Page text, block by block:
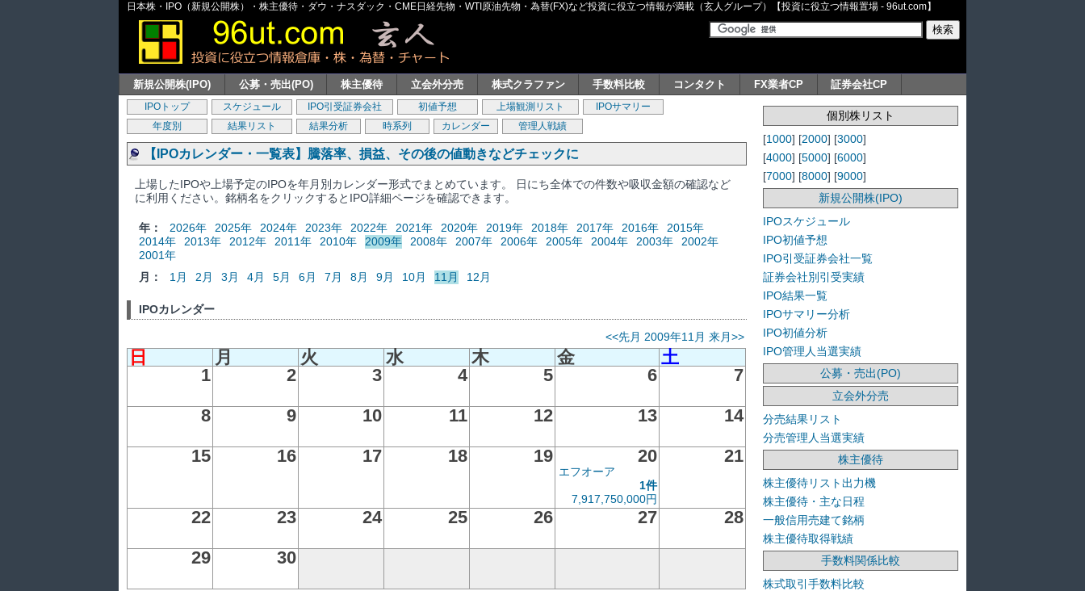
日本株・IPO（新規公開株）・株主優待・ダウ・ナスダック・CME日経先物・WTI原油先物・為替(FX)など投資に役立つ情報が満載（玄人グループ）【投資に役立つ情報置場 - 96ut.com】
新規公開株(IPO) 公募・売出(PO) 株主優待 立会外分売 株式クラファン 手数料比較 コンタクト FX業者CP 証券会社CP
IPOトップ スケジュール IPO引受証券会社 初値予想 上場観測リスト
IPOサマリー
年度別
結果リスト 結果分析 時系列 カレンダー 管理人戦績
【IPOカレンダー・一覧表】騰落率、損益、その後の値動きなどチェックに
上場したIPOや上場予定のIPOを年月別カレンダー形式でまとめています。 日にち全体での件数や吸収金額の確認など
に利用ください。銘柄名をクリックするとIPO詳細ページを確認できます。
年： 2026年 2025年 2024年 2023年 2022年 2021年 2020年 2019年 2018年 2017年 2016年
2015年
2014年
2013年 2012年 2011年 2010年 2009年 2008年 2007年 2006年 2005年 2004年 2003年
2002年
2001年
月：
1月 2月 3月 4月 5月 6月 7月 8月 9月 10月 11月 12月
IPOカレンダー
<<先月 2009年11月 来月>>
日 月 火 水 木 金
土
1
2 3 4 5 6
7
8
9 10 11 12 13
14
15
16 17 18 19 20
エフオーア
1件
7,917,750,000円
21
22 23 24 25 26 27
28
29
30
個別株リスト
[1000] [2000] [3000]
[4000] [5000] [6000]
[7000] [8000] [9000]
新規公開株(IPO)
IPOスケジュール
IPO初値予想
IPO引受証券会社一覧
証券会社別引受実績
IPO結果一覧
IPOサマリー分析
IPO初値分析
IPO管理人当選実績
公募・売出(PO)
立会外分売
分売結果リスト
分売管理人当選実績
株主優待
株主優待リスト出力機
株主優待・主な日程
一般信用売建て銘柄
株主優待取得戦績
手数料関係比較
株式取引手数料比較